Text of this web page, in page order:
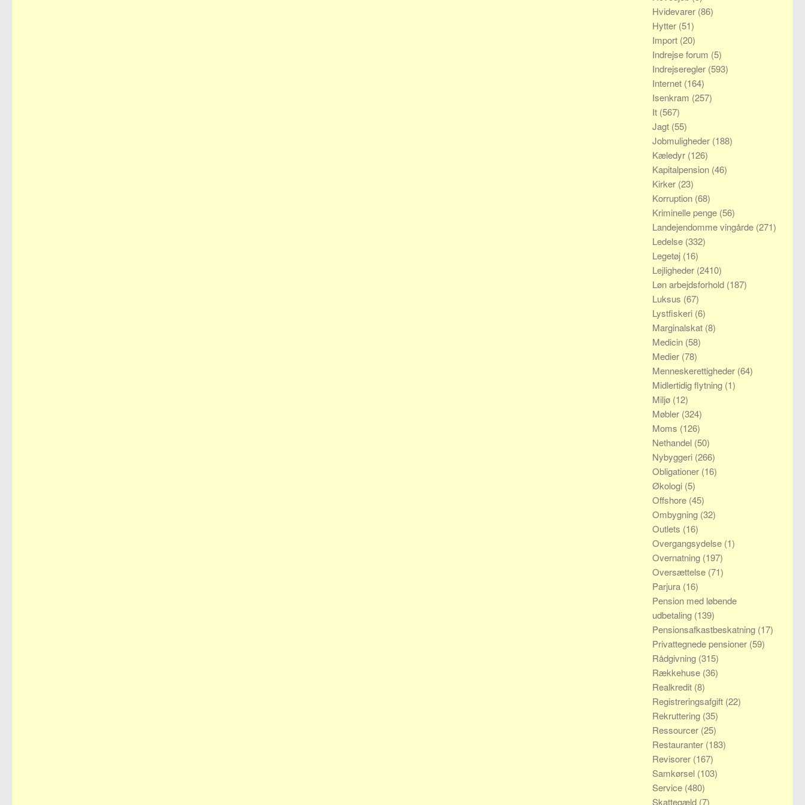
Hvidevarer (86)
Hytter (51)
Import (20)
Indrejse forum (5)
Indrejseregler (593)
Internet (164)
Isenkram (257)
It (567)
Jagt (55)
Jobmuligheder (188)
Kæledyr (126)
Kapitalpension (46)
Kirker (23)
Korruption (68)
Kriminelle penge (56)
Landejendomme vingårde (271)
Ledelse (332)
Legetøj (16)
Lejligheder (2410)
Løn arbejdsforhold (187)
Luksus (67)
Lystfiskeri (6)
Marginalskat (8)
Medicin (58)
Medier (78)
Menneskerettigheder (64)
Midlertidig flytning (1)
Miljø (12)
Møbler (324)
Moms (126)
Nethandel (50)
Nybyggeri (266)
Obligationer (16)
Økologi (5)
Offshore (45)
Ombygning (32)
Outlets (16)
Overgangsydelse (1)
Overnatning (197)
Oversættelse (71)
Parjura (16)
Pension med løbende
udbetaling (139)
Pensionsafkastbeskatning (17)
Privattegnede pensioner (59)
Rådgivning (315)
Rækkehuse (36)
Realkredit (8)
Registreringsafgift (22)
Rekruttering (35)
Ressourcer (25)
Restauranter (183)
Revisorer (167)
Samkørsel (103)
Service (480)
Skattegæld (7)